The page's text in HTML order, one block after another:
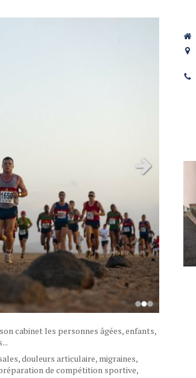
Slide suivant
cabinet les personnes âgées, enfants,
douleurs articulaire, migraines,
de compétition sportive,